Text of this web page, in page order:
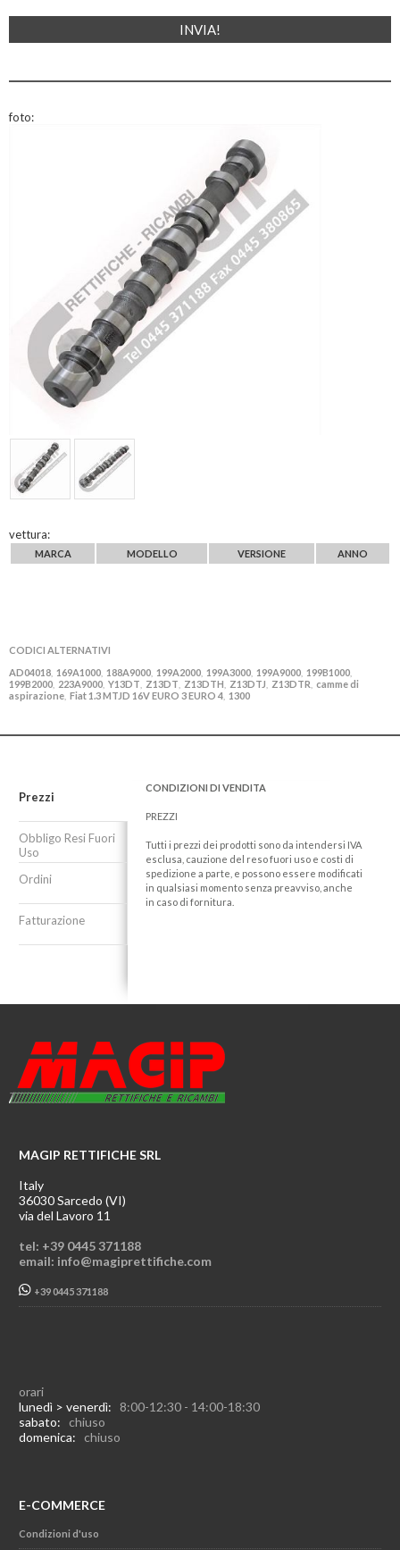
foto:
vettura:
MARCA MODELLO VERSIONE ANNO
CODICI ALTERNATIVI
AD04018 169A1000 188A9000 199A2000 199A3000 199A9000 199B1000
199B2000 223A9000 Y13DT Z13DT Z13DTH Z13DTJ Z13DTR camme di
aspirazione Fiat 1.3 MTJD 16V EURO 3 EURO 4 1300
Prezzi
Obbligo Resi Fuori
Uso
Ordini
Fatturazione
CONDIZIONI DI VENDITA
PREZZI
Tutti i prezzi dei prodotti sono da intendersi IVA
esclusa, cauzione del reso fuori uso e costi di
spedizione a parte, e possono essere modificati
in qualsiasi momento senza preavviso, anche
in caso di fornitura.
MAGIP RETTIFICHE SRL
Italy
36030 Sarcedo (VI)
via del Lavoro 11
tel: +39 0445 371188
email: info@magiprettifiche.com
+39 0445 371188
orari
lunedì > venerdì: 8:00-12:30 - 14:00-18:30
sabato: chiuso
domenica: chiuso
E-COMMERCE
Condizioni d'uso